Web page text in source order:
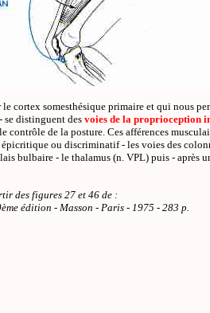
cortex somesthésique primaire et qui nous
se distinguent desvoies de la proprioception
contrôle de la posture. Ces afférences
épicritique ou discriminatif - les voies des
bulbaire - le thalamus (n. VPL) puis - après
des figures 27 et 46 de :
édition - Masson - Paris - 1975 - 283 p.